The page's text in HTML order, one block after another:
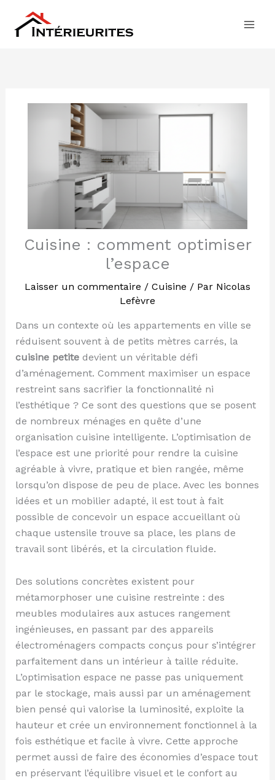
contenu
Cuisine : comment optimiser
l’espace
Laisser un commentaire / Cuisine / Par Nicolas
Lefèvre
Dans un contexte où les appartements en ville se
réduisent souvent à de petits mètres carrés, la
cuisine petitedevient un véritable défi
d’aménagement. Comment maximiser un espace
restreint sans sacrifier la fonctionnalité ni
l’esthétique ? Ce sont des questions que se posent
de nombreux ménages en quête d’une
organisation cuisine intelligente. L’optimisation de
l’espace est une priorité pour rendre la cuisine
agréable à vivre, pratique et bien rangée, même
lorsqu’on dispose de peu de place. Avec les bonnes
idées et un mobilier adapté, il est tout à fait
possible de concevoir un espace accueillant où
chaque ustensile trouve sa place, les plans de
travail sont libérés, et la circulation fluide.
Des solutions concrètes existent pour
métamorphoser une cuisine restreinte : des
meubles modulaires aux astuces rangement
ingénieuses, en passant par des appareils
électroménagers compacts conçus pour s’intégrer
parfaitement dans un intérieur à taille réduite.
L’optimisation espace ne passe pas uniquement
par le stockage, mais aussi par un aménagement
bien pensé qui valorise la luminosité, exploite la
hauteur et crée un environnement fonctionnel à la
fois esthétique et facile à vivre. Cette approche
permet aussi de faire des économies d’espace tout
en préservant l’équilibre visuel et le confort au